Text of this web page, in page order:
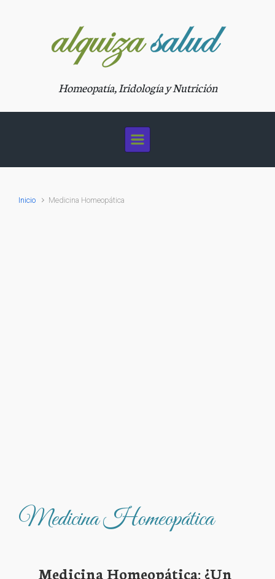
Homeopatía, Iridología y Nutrición
Inicio Medicina Homeopática
Medicina Homeopática
Medicina Homeopática: ¿Un